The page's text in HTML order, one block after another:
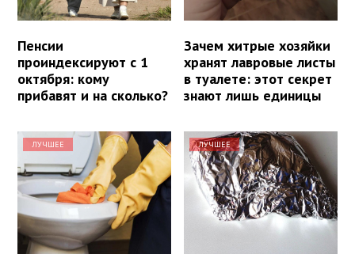
Пенсии
проиндексируют с 1
октября: кому
прибавят и на сколько?
Зачем хитрые хозяйки
хранят лавровые листы
в туалете: этот секрет
знают лишь единицы
ЛУЧШЕЕ ЛУЧШЕЕ